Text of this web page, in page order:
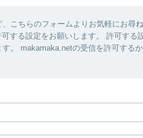
こちらのフォームよりお気軽にお尋
する設定をお願いします。 許可する
。 makamaka.netの受信を許可する